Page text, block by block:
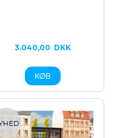
3.040,00 DKK